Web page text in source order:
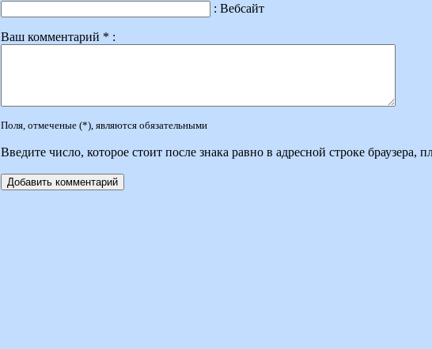
: Вебсайт
Ваш комментарий * :
Поля, отмеченые (*), являются обязательными
Введите число, которое стоит после знака равно в адресной строке браузера,